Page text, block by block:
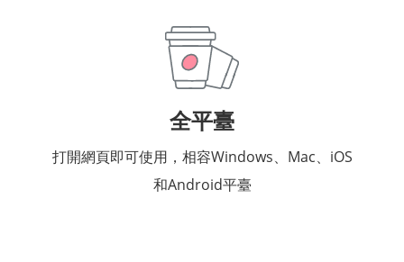
全平臺
打開網頁即可使用，相容Windows、Mac、iOS
和Android平臺